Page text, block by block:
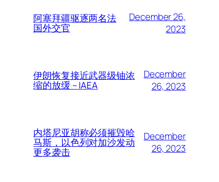
阿塞拜疆驱逐两名法
国外交官
December 26,
2023
伊朗恢复接近武器级铀浓
缩的放缓 – IAEA
December
26, 2023
内塔尼亚胡称必须摧毁哈
马斯，以色列对加沙发动
更多袭击
December
26, 2023